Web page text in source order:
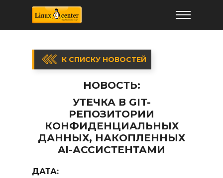
К СПИСКУ НОВОСТЕЙ
НОВОСТЬ:
УТЕЧКА В GIT-
РЕПОЗИТОРИИ
КОНФИДЕНЦИАЛЬНЫХ
ДАННЫХ, НАКОПЛЕННЫХ
AI-АССИСТЕНТАМИ
ДАТА: